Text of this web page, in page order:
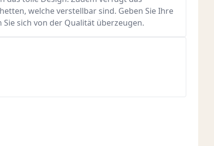
welche verstellbar sind. Geben Sie Ihre
Sie sich von der Qualität überzeugen.